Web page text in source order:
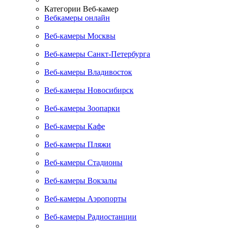
Категории Веб-камер
Вебкамеры онлайн
Веб-камеры Москвы
Веб-камеры Санкт-Петербурга
Веб-камеры Владивосток
Веб-камеры Новосибирск
Веб-камеры Зоопарки
Веб-камеры Кафе
Веб-камеры Пляжи
Веб-камеры Стадионы
Веб-камеры Вокзалы
Веб-камеры Аэропорты
Веб-камеры Радиостанции